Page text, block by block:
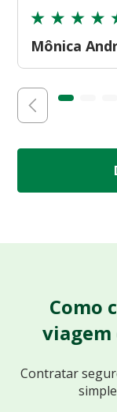
Mônica
Como
viagem
Contratar